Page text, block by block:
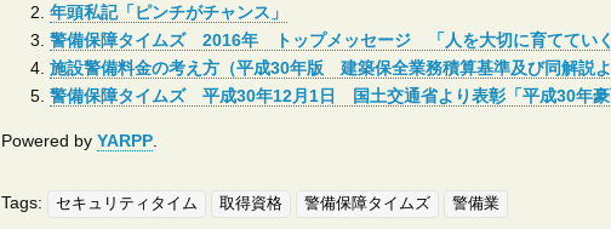
年頭私記「ピンチがチャンス」
警備保障タイムズ 2016年 トップメッセージ 「人を大切に育ててい
施設警備料金の考え方（平成30年版 建築保全業務積算基準及び同解説よ
警備保障タイムズ 平成30年12月1日 国土交通省より表彰「平成30年豪
Powered by YARPP
Tags: セキュリティタイム 取得資格 警備保障タイムズ 警備業